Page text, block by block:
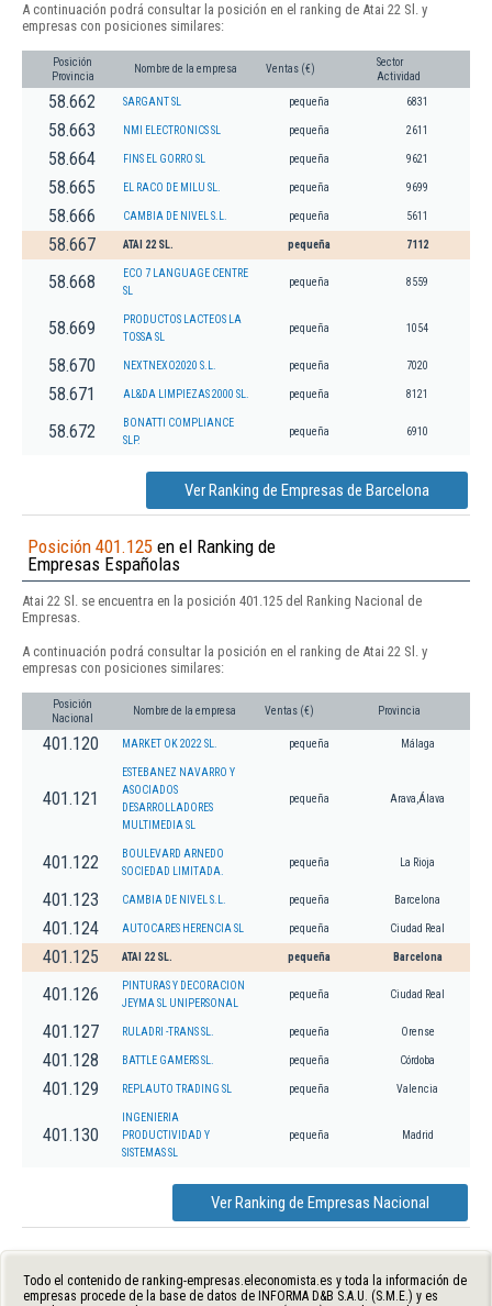
A continuación podrá consultar la posición en el ranking de Atai 22 Sl. y
empresas con posiciones similares:
Posición
Provincia
Nombre de la empresa Ventas (€)
Sector
Actividad
58.662 SARGANT SL pequeña 6831
58.663 NMI ELECTRONICS SL pequeña 2611
58.664 FINS EL GORRO SL pequeña 9621
58.665 EL RACO DE MILU SL. pequeña 9699
58.666 CAMBIA DE NIVEL S.L. pequeña 5611
58.667 ATAI 22 SL. pequeña 7112
58.668
ECO 7 LANGUAGE CENTRE
SL
pequeña 8559
58.669
PRODUCTOS LACTEOS LA
TOSSA SL
pequeña 1054
58.670 NEXTNEXO2020 S.L. pequeña 7020
58.671 AL&DA LIMPIEZAS 2000 SL. pequeña 8121
58.672
BONATTI COMPLIANCE
SLP.
pequeña 6910
Ver Ranking de Empresas de Barcelona
Posición 401.125 en el Ranking de
Empresas Españolas
Atai 22 Sl. se encuentra en la posición 401.125 del Ranking Nacional de
Empresas.
A continuación podrá consultar la posición en el ranking de Atai 22 Sl. y
empresas con posiciones similares:
Posición
Nacional
Nombre de la empresa Ventas (€) Provincia
401.120 MARKET OK 2022 SL. pequeña Málaga
401.121
ESTEBANEZ NAVARRO Y
ASOCIADOS
DESARROLLADORES
MULTIMEDIA SL
pequeña Arava,Álava
401.122
BOULEVARD ARNEDO
SOCIEDAD LIMITADA.
pequeña La Rioja
401.123 CAMBIA DE NIVEL S.L. pequeña Barcelona
401.124 AUTOCARES HERENCIA SL pequeña Ciudad Real
401.125 ATAI 22 SL. pequeña Barcelona
401.126
PINTURAS Y DECORACION
JEYMA SL UNIPERSONAL
pequeña Ciudad Real
401.127 RULADRI -TRANS SL. pequeña Orense
401.128 BATTLE GAMERS SL. pequeña Córdoba
401.129 REPLAUTO TRADING SL pequeña Valencia
401.130
INGENIERIA
PRODUCTIVIDAD Y
SISTEMAS SL
pequeña Madrid
Ver Ranking de Empresas Nacional
Todo el contenido de ranking-empresas.eleconomista.es y toda la información de
empresas procede de la base de datos de INFORMA D&B S.A.U. (S.M.E.) y es